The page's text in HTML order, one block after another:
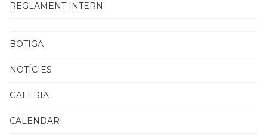
REGLAMENT INTERN
BOTIGA
NOTÍCIES
GALERIA
CALENDARI